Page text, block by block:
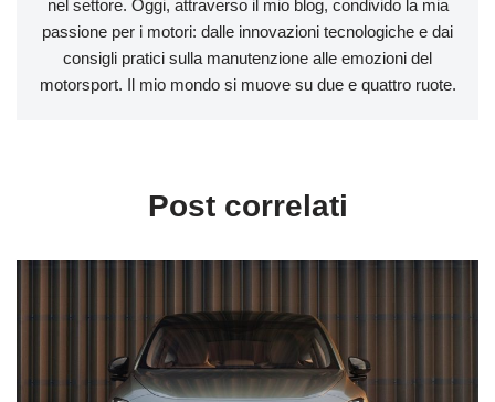
nel settore. Oggi, attraverso il mio blog, condivido la mia
passione per i motori: dalle innovazioni tecnologiche e dai
consigli pratici sulla manutenzione alle emozioni del
motorsport. Il mio mondo si muove su due e quattro ruote.
Post correlati